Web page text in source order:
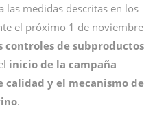
las medidas descritas en los
el próximo 1 de noviembre
controles de subproductos
inicio de la campaña
calidad y el mecanismo de
.